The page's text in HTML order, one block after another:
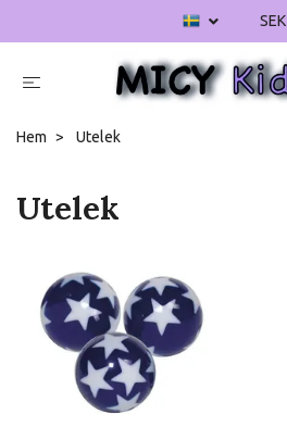
SEK
Hem Utelek
Utelek